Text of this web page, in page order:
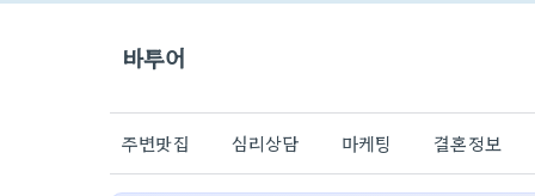
바투어
주변맛집 심리상담 마케팅 결혼정보